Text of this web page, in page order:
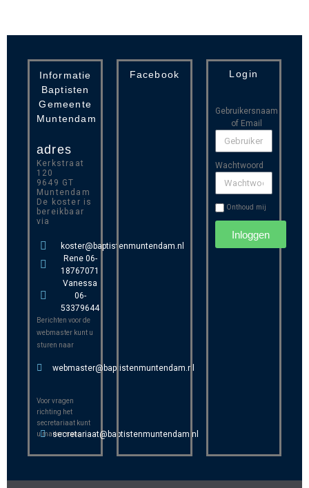
Informatie
Baptisten
Gemeente
Muntendam
adres
Kerkstraat
120
9649 GT
Muntendam
De koster is
bereikbaar
via
koster@baptistenmuntendam.nl
Rene 06-
18767071
Vanessa
06-
53379644
Berichten voor de
webmaster kunt u
sturen naar
webmaster@baptistenmuntendam.nl
Voor vragen
richting het
secretariaat kunt
u mailen naar
secretariaat@baptistenmuntendam.nl
Facebook Login
Gebruikersnaam
of Email
Wachtwoord
Onthoud mij
Inloggen